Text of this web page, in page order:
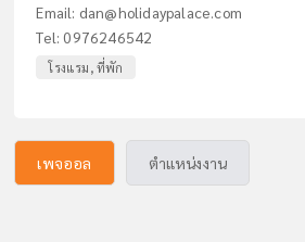
Email: dan@holidaypalace.com
Tel:0976246542
โรงแรม, ที่พัก
เพจออล ตำแหน่งงาน